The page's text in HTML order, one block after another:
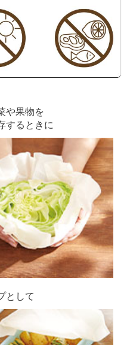
や果物を
するときに
として